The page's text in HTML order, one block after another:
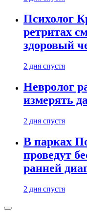
Психолог
ретритах
здоровый
2 дня спустя
Невролог
измерять
2 дня спустя
В парках
проведут
ранней
2 дня спустя